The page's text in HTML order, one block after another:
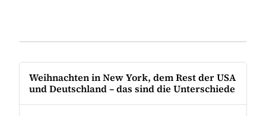
Weihnachten in New York, dem Rest der USA
und Deutschland – das sind die Unterschiede